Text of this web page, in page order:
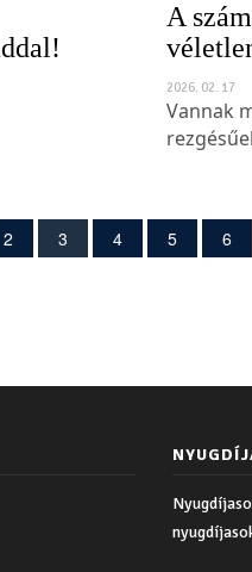
A
2026. 02. 17
Vannak
2 3 4 5 6